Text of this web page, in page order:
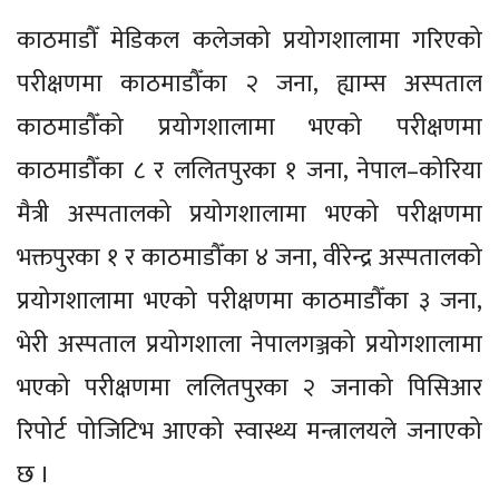
काठमाडौँ मेडिकल कलेजको प्रयोगशालामा गरिएको
परीक्षणमा काठमाडौँका २ जना, ह्याम्स अस्पताल
काठमाडौँको प्रयोगशालामा भएको परीक्षणमा
काठमाडौँका ८ र ललितपुरका १ जना, नेपाल–कोरिया
मैत्री अस्पतालको प्रयोगशालामा भएको परीक्षणमा
भक्तपुरका १ र काठमाडौँका ४ जना, वीरेन्द्र अस्पतालको
प्रयोगशालामा भएको परीक्षणमा काठमाडौँका ३ जना,
भेरी अस्पताल प्रयोगशाला नेपालगञ्जको प्रयोगशालामा
भएको परीक्षणमा ललितपुरका २ जनाको पिसिआर
रिपोर्ट पोजिटिभ आएको स्वास्थ्य मन्त्रालयले जनाएको
छ ।